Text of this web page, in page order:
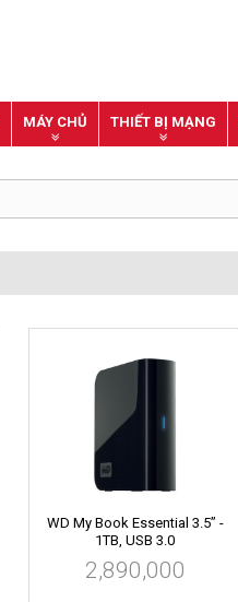
MÁY CHỦ THIẾT BỊ MẠNG
WD My Book Essential 3.5” -
1TB, USB 3.0
2,890,000